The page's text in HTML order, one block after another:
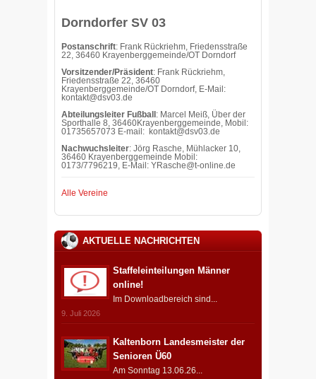
Dorndorfer SV 03
Postanschrift: Frank Rückriehm, Friedensstraße
22, 36460 Krayenberggemeinde/OT Dorndorf
Vorsitzender/Präsident: Frank Rückriehm,
Friedensstraße 22, 36460
Krayenberggemeinde/OT Dorndorf, E-Mail:
kontakt@dsv03.de
Abteilungsleiter Fußball : Marcel Meiß, Über der
Sporthalle 8, 36460Krayenberggemeinde, Mobil:
01735657073 E-mail: kontakt@dsv03.de
Nachwuchsleiter: Jörg Rasche, Mühlacker 10,
36460 Krayenberggemeinde Mobil:
0173/7796219, E-Mail: YRasche@t-online.de
Alle Vereine
AKTUELLE NACHRICHTEN
Staffeleinteilungen Männer
online!
Im Downloadbereich sind...
9. Juli 2026
Kaltenborn Landesmeister der
Senioren Ü60
Am Sonntag 13.06.26...